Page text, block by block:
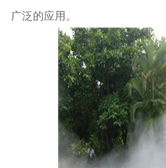
广泛的应用。